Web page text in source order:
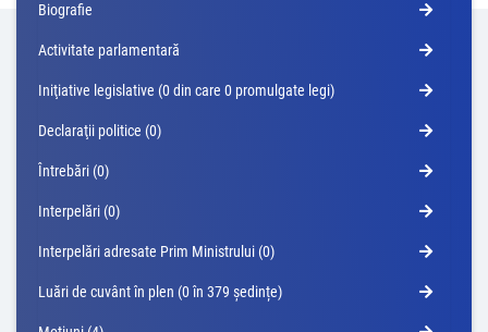
Biografie
Activitate parlamentară
Iniţiative legislative (0 din care 0 promulgate legi)
Declaraţii politice (0)
Întrebări (0)
Interpelări (0)
Interpelări adresate Prim Ministrului (0)
Luări de cuvânt în plen (0 în 379 ședințe)